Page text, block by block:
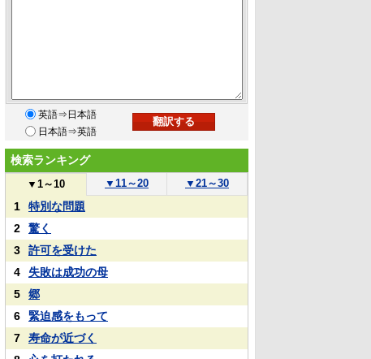
英語⇒日本語
日本語⇒英語
検索ランキング
▼ 1～10 ▼ 11～20 ▼ 21～30
1
特別な問題
2
驚く
3
許可を受けた
4
失敗は成功の母
5
郷
6
緊迫感をもって
7
寿命が近づく